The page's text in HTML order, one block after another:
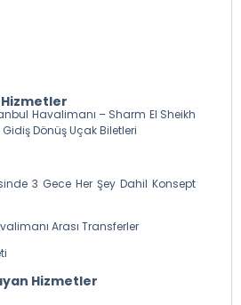
alanına dönerek otellere
ile gerçekleşecektir.
Havalimanı – Sharm El Sheikh
Dönüş Uçak Biletleri
3 Gece Her Şey Dahil Konsept
Arası Transferler
Hizmetler
Pulu